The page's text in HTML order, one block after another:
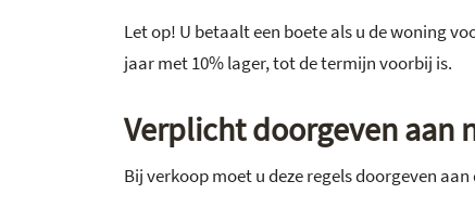
Let op! U betaalt een boete als u de woning
jaar met 10% lager, tot de termijn voorbij is.
Verplicht doorgeven aan
Bij verkoop moet u deze regels doorgeven